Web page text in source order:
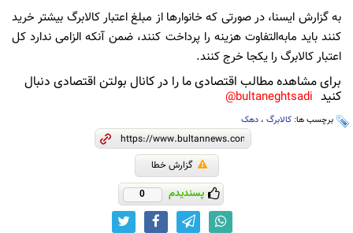
به گزارش ایسنا، در صورتی که خانوارها از مبلغ اعتبار کالابرگ بیشتر خرید
کنند باید مابه‌التفاوت هزینه را پرداخت کنند، ضمن آنکه الزامی ندارد کل
اعتبار کالابرگ را یکجا خرج کنند.
برای مشاهده مطالب اقتصادی ما را در کانال بولتن اقتصادی دنبال
کنید bultaneghtsadi@
برچسب ها: کالابرگ ، دهک
گزارش خطا
پسندیدم 0